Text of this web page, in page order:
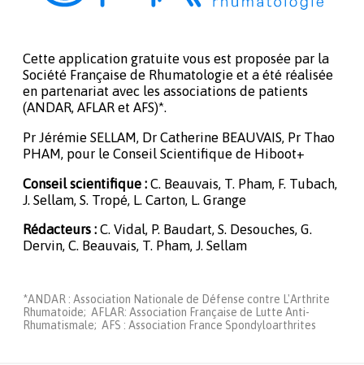
Cette application gratuite vous est proposée par la
Société Française de Rhumatologie et a été réalisée
en partenariat avec les associations de patients
(ANDAR, AFLAR et AFS)*.
Pr Jérémie SELLAM, Dr Catherine BEAUVAIS, Pr Thao
PHAM, pour le Conseil Scientifique de Hiboot+
Conseil scientifique : C. Beauvais, T. Pham, F. Tubach,
J. Sellam, S. Tropé, L. Carton, L. Grange
Rédacteurs : C. Vidal, P. Baudart, S. Desouches, G.
Dervin, C. Beauvais, T. Pham, J. Sellam
*ANDAR : Association Nationale de Défense contre L'Arthrite
Rhumatoide; AFLAR: Association Française de Lutte Anti-
Rhumatismale; AFS : Association France Spondyloarthrites